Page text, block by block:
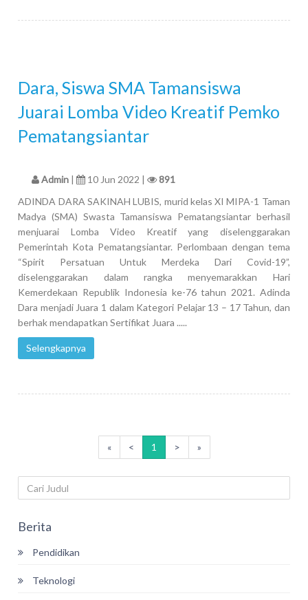
Dara, Siswa SMA Tamansiswa
Juarai Lomba Video Kreatif Pemko
Pematangsiantar
Admin | 10 Jun 2022 |
891
ADINDA DARA SAKINAH LUBIS, murid kelas XI MIPA-1 Taman
Madya (SMA) Swasta Tamansiswa Pematangsiantar berhasil
menjuarai Lomba Video Kreatif yang diselenggarakan
Pemerintah Kota Pematangsiantar. Perlombaan dengan tema
“Spirit Persatuan Untuk Merdeka Dari Covid-19”,
diselenggarakan dalam rangka menyemarakkan Hari
Kemerdekaan Republik Indonesia ke-76 tahun 2021. Adinda
Dara menjadi Juara 1 dalam Kategori Pelajar 13 – 17 Tahun, dan
berhak mendapatkan Sertifikat Juara .....
Selengkapnya
« < 1 > »
Berita
Pendidikan
Teknologi